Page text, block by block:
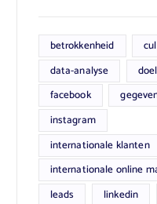
betrokkenheid
data-analyse
facebook
instagram
internationale klanten
internationale online
leads
linkedin